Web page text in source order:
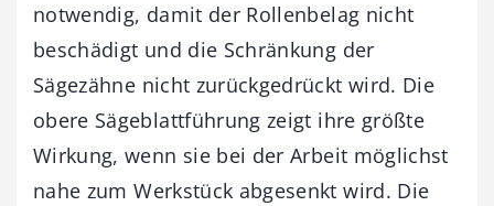
notwendig, damit der Rollenbelag nicht
beschädigt und die Schränkung der
Sägezähne nicht zurückgedrückt wird. Die
obere Sägeblattführung zeigt ihre größte
Wirkung, wenn sie bei der Arbeit möglichst
nahe zum Werkstück abgesenkt wird. Die